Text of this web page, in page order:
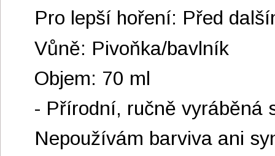
Pro lepší hoření: Před
Vůně: Pivoňka/bavlník
Objem: 70 ml
- Přírodní, ručně vyráběná
Nepoužívám barviva ani